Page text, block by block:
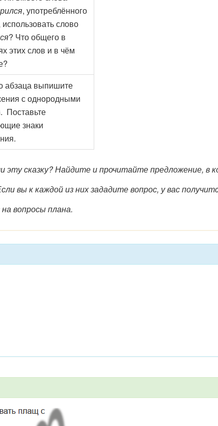
, употреблённого
использовать слово
? Что общего в
этих слов и в чём
абзаца выпишите
с однородными
Поставьте
знаки
эту сказку? Найдите и прочитайте предложение,
вы к каждой из них зададите вопрос, у вас
вопросы плана.